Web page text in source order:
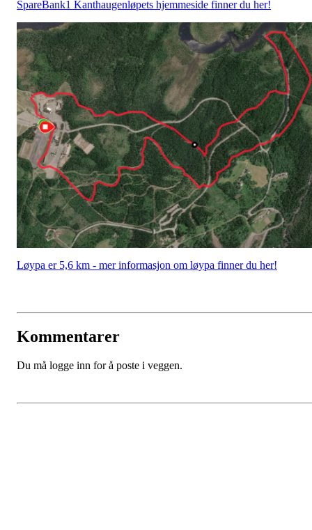
SpareBank1 Kanthaugenløpets hjemmeside finner du her!
Løypa er 5,6 km - mer informasjon om løypa finner du her!
Kommentarer
Du må logge inn for å poste i veggen.